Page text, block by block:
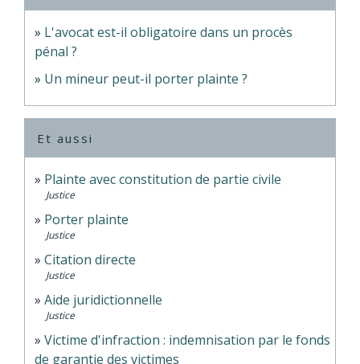
L'avocat est-il obligatoire dans un procès
pénal ?
Un mineur peut-il porter plainte ?
Et aussi
Plainte avec constitution de partie civile
Justice
Porter plainte
Justice
Citation directe
Justice
Aide juridictionnelle
Justice
Victime d'infraction : indemnisation par le fonds
de garantie des victimes